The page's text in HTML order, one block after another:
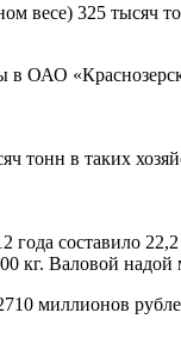
весе) 325
в ОАО
тонн в таких
составило
кг. Валовой
миллионов